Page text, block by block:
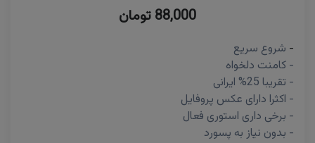
88,000 تومان
- شروع سریع
- کامنت دلخواه
- تقریبا 25% ایرانی
- اکثرا دارای عکس پروفایل
- برخی داری استوری فعال
- بدون نیاز به پسورد